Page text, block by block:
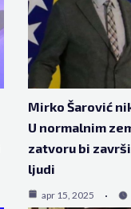
Mirko Šarović
U normalnim
zatvoru bi
ljudi
apr 15, 2025